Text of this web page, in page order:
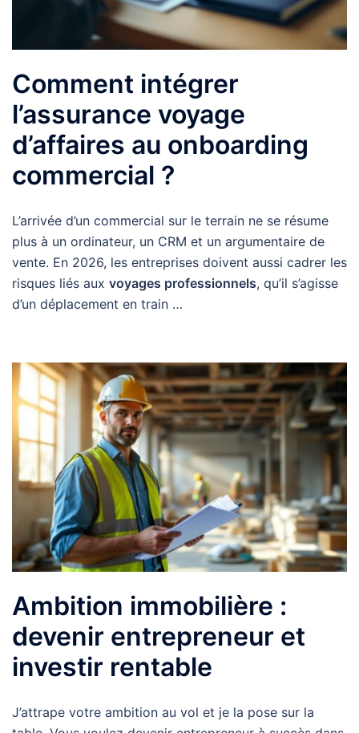
Comment intégrer
l’assurance voyage
d’affaires au onboarding
commercial ?
L’arrivée d’un commercial sur le terrain ne se résume
plus à un ordinateur, un CRM et un argumentaire de
vente. En 2026, les entreprises doivent aussi cadrer les
risques liés aux voyages professionnels, qu’il s’agisse
d’un déplacement en train …
Ambition immobilière :
devenir entrepreneur et
investir rentable
J’attrape votre ambition au vol et je la pose sur la